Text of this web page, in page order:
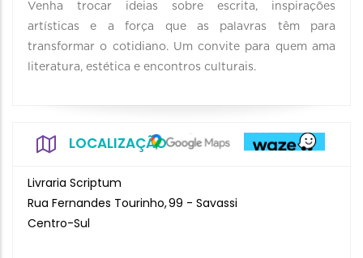
Venha trocar ideias sobre escrita, inspirações
artísticas e a força que as palavras têm para
transformar o cotidiano. Um convite para quem ama
literatura, estética e encontros culturais.
LOCALIZAÇÃO
Livraria Scriptum
Rua Fernandes Tourinho, 99 - Savassi
Centro-Sul